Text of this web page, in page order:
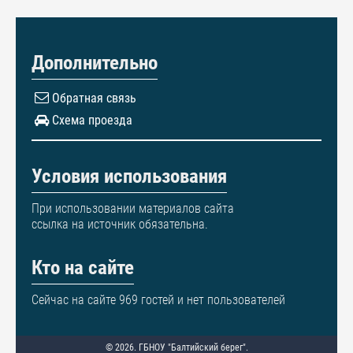
Дополнительно
Обратная связь
Схема проезда
Условия использования
При использовании материалов сайта
ссылка на источник обязательна.
Кто на сайте
Сейчас на сайте 969 гостей и нет пользователей
© 2026. ГБНОУ "Балтийский берег".